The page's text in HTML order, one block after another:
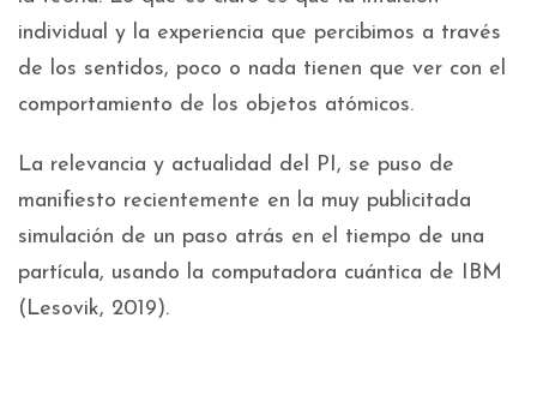
individual y la experiencia que percibimos a través
de los sentidos, poco o nada tienen que ver con el
comportamiento de los objetos atómicos.
La relevancia y actualidad del PI, se puso de
manifiesto recientemente en la muy publicitada
simulación de un paso atrás en el tiempo de una
partícula, usando la computadora cuántica de IBM
(Lesovik, 2019).